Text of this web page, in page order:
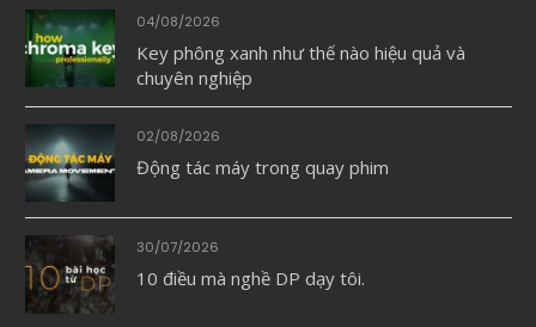
04/08/2026
Key phông xanh như thế nào hiệu quả và
chuyên nghiệp
02/08/2026
Động tác máy trong quay phim
30/07/2026
10 điều mà nghề DP dạy tôi.